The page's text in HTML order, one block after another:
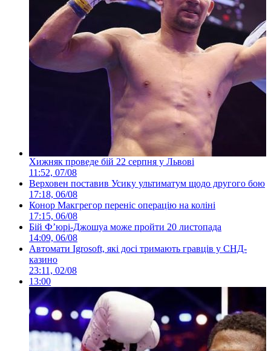
Хижняк проведе бій 22 серпня у Львові
11:52, 07/08
Верховен поставив Усику ультиматум щодо другого бою
17:18, 06/08
Конор Макгрегор переніс операцію на коліні
17:15, 06/08
Бій Ф’юрі-Джошуа може пройти 20 листопада
14:09, 06/08
Автомати Igrosoft, які досі тримають гравців у СНД-
казино
23:11, 02/08
13:00